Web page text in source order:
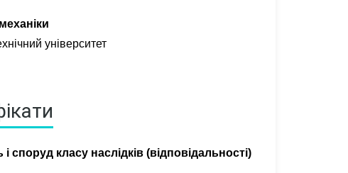
університет
споруд класу наслідків (відповідальності)